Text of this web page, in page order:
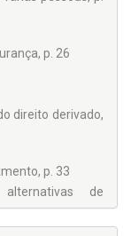
p. 26
direito derivado,
p. 33
de